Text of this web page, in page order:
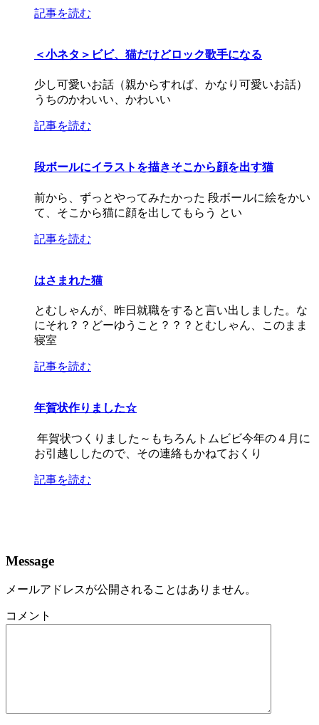
記事を読む
＜小ネタ＞ビビ、猫だけどロック歌手になる
少し可愛いお話（親からすれば、かなり可愛いお話）
うちのかわいい、かわいい
記事を読む
段ボールにイラストを描きそこから顔を出す猫
前から、ずっとやってみたかった 段ボールに絵をかい
て、そこから猫に顔を出してもらう とい
記事を読む
はさまれた猫
とむしゃんが、昨日就職をすると言い出しました。な
にそれ？？どーゆうこと？？？とむしゃん、このまま
寝室
記事を読む
年賀状作りました☆
年賀状つくりました～もちろんトムビビ今年の４月に
お引越ししたので、その連絡もかねておくり
記事を読む
Message
メールアドレスが公開されることはありません。
コメント